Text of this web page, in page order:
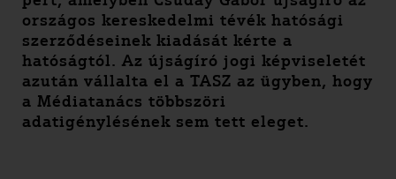
országos kereskedelmi tévék hatósági
szerződéseinek kiadását kérte a
hatóságtól. Az újságíró jogi képviseletét
azután vállalta el a TASZ az ügyben, hogy
a Médiatanács többszöri
adatigénylésének sem tett eleget.